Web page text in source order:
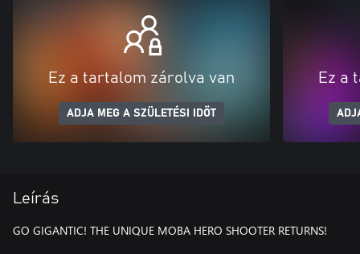
Ez a tartalom zárolva van
ADJA MEG A SZÜLETÉSI IDŐT
Ez a
Leírás
GO GIGANTIC! THE UNIQUE MOBA HERO SHOOTER RETURNS!